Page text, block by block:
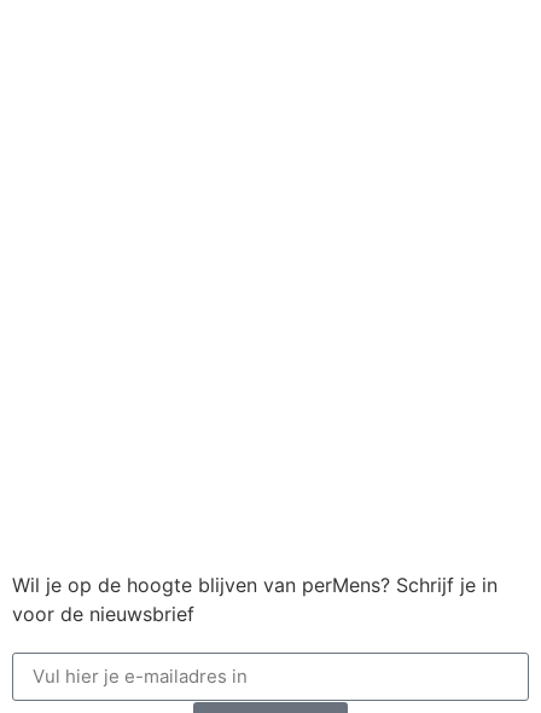
Wil je op de hoogte blijven van perMens? Schrijf je in
voor de nieuwsbrief